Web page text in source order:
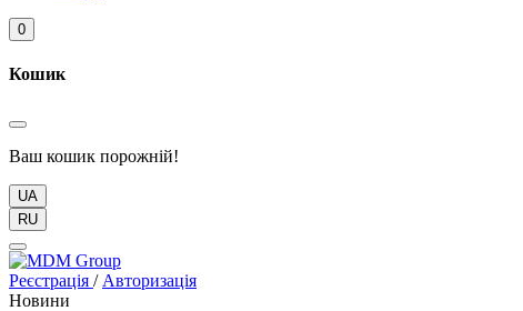
0
Кошик
Ваш кошик порожній!
UA
RU
Реєстрація / Авторизація
Новини